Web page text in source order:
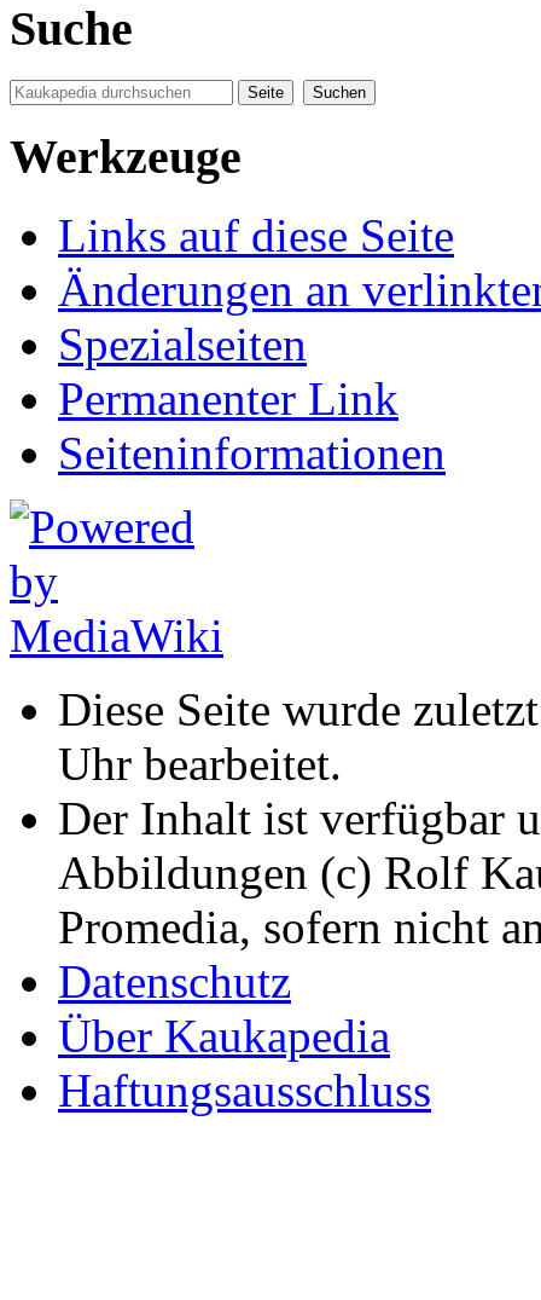
Suche
Werkzeuge
Links auf diese Seite
Änderungen an
Spezialseiten
Permanenter Link
Seiten­informationen
Diese Seite wurde
Uhr bearbeitet.
Der Inhalt ist verfügbar
Abbildungen (c) Rolf
Promedia, sofern nicht
Datenschutz
Über Kaukapedia
Haftungsausschluss